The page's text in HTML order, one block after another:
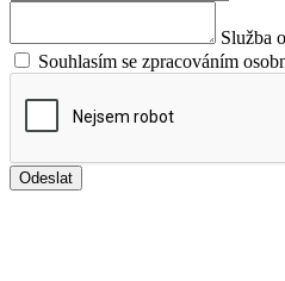
Služba
Souhlasím se zpracováním
Odeslat